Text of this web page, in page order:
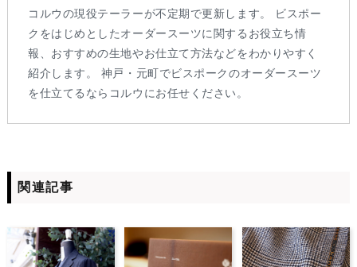
コルウの現役テーラーが不定期で更新します。 ビスポー
クをはじめとしたオーダースーツに関するお役立ち情
報、おすすめの生地やお仕立て方法などをわかりやすく
紹介します。 神戸・元町でビスポークのオーダースーツ
を仕立てるならコルウにお任せください。
関連記事